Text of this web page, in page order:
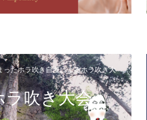
ったホラ吹き自慢によるホラ吹き大
ラ吹き大会